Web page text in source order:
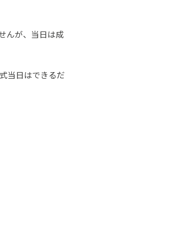
んが、当日は成
当日はできるだ